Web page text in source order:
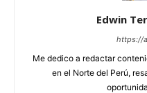
Edwin
https://
Me dedico a redactar
en el Norte del Perú,